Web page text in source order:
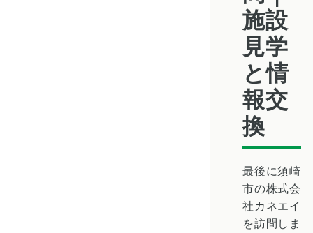
施設
見学
と情
報交
換
最後に須崎
市の株式会
社カネエイ
を訪問しま